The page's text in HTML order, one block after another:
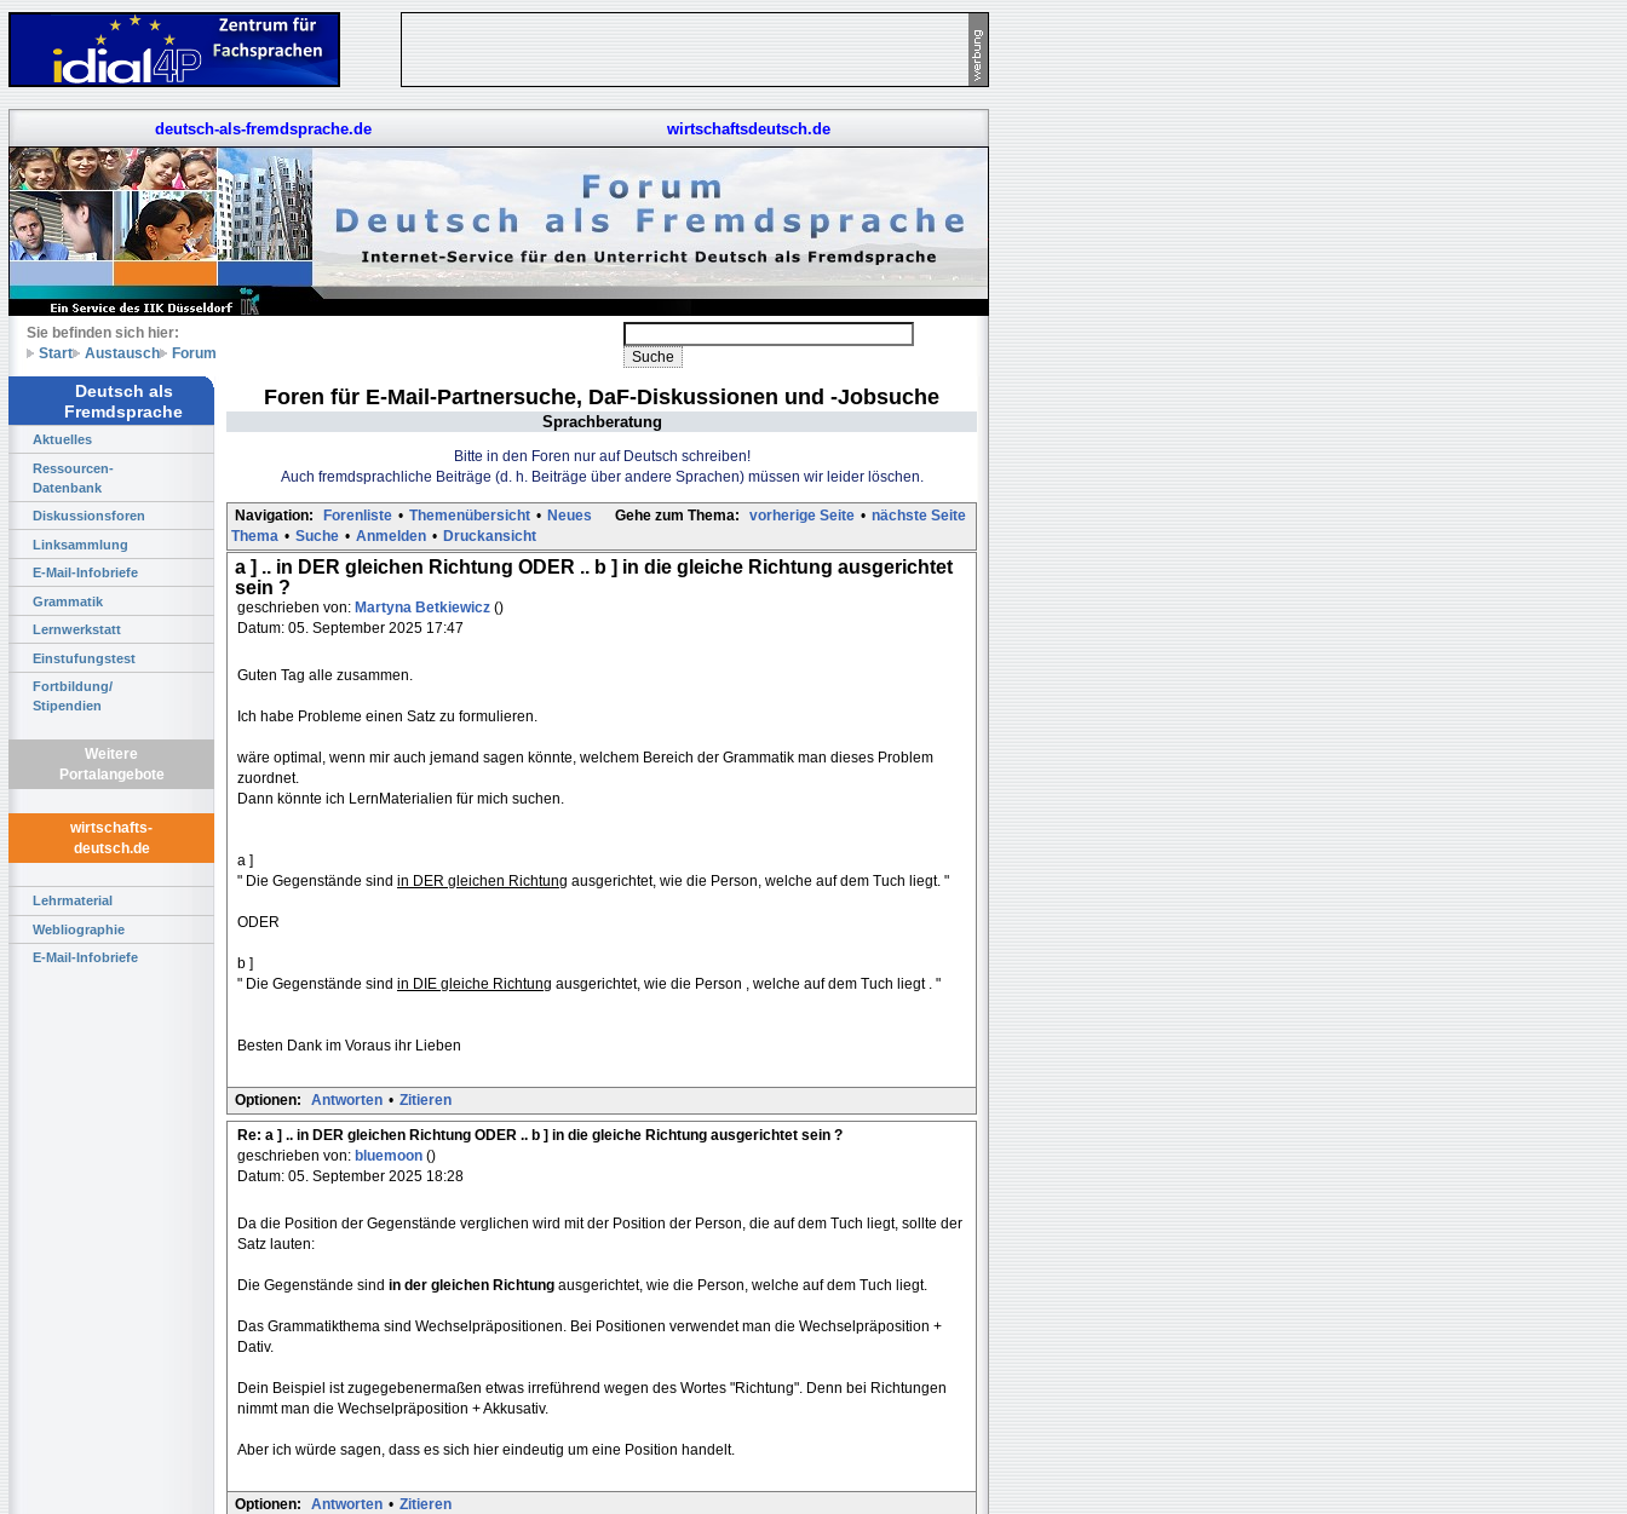
deutsch-als-fremdsprache.de wirtschaftsdeutsch.de
Sie befinden sich hier:
Start
Austausch Forum
Deutsch als
Fremdsprache
Aktuelles
Ressourcen-
Datenbank
Diskussionsforen
Linksammlung
E-Mail-Infobriefe
Grammatik
Lernwerkstatt
Einstufungstest
Fortbildung/
Stipendien
Weitere
Portalangebote
wirtschafts-
deutsch.de
Lehrmaterial
Webliographie
E-Mail-Infobriefe
Foren für E-Mail-Partnersuche, DaF-Diskussionen und -Jobsuche
Sprachberatung
Bitte in den Foren nur auf Deutsch schreiben!
Auch fremdsprachliche Beiträge (d. h. Beiträge über andere Sprachen) müssen wir leider löschen.
Gehe zum Thema: vorherige Seite • nächste Seite
Navigation: Forenliste • Themenübersicht • Neues
Thema • Suche • Anmelden • Druckansicht
a ] .. in DER gleichen Richtung ODER .. b ] in die gleiche Richtung ausgerichtet
sein ?
geschrieben von: Martyna Betkiewicz ()
Datum: 05. September 2025 17:47
Guten Tag alle zusammen.
Ich habe Probleme einen Satz zu formulieren.
wäre optimal, wenn mir auch jemand sagen könnte, welchem Bereich der Grammatik man dieses Problem
zuordnet.
Dann könnte ich LernMaterialien für mich suchen.
a ]
" Die Gegenstände sind in DER gleichen Richtung ausgerichtet, wie die Person, welche auf dem Tuch liegt. "
ODER
b ]
" Die Gegenstände sind in DIE gleiche Richtung ausgerichtet, wie die Person , welche auf dem Tuch liegt . "
Besten Dank im Voraus ihr Lieben
Optionen: Antworten • Zitieren
Re: a ] .. in DER gleichen Richtung ODER .. b ] in die gleiche Richtung ausgerichtet sein ?
geschrieben von: bluemoon ()
Datum: 05. September 2025 18:28
Da die Position der Gegenstände verglichen wird mit der Position der Person, die auf dem Tuch liegt, sollte der
Satz lauten:
Die Gegenstände sind in der gleichen Richtung ausgerichtet, wie die Person, welche auf dem Tuch liegt.
Das Grammatikthema sind Wechselpräpositionen. Bei Positionen verwendet man die Wechselpräposition +
Dativ.
Dein Beispiel ist zugegebenermaßen etwas irreführend wegen des Wortes "Richtung". Denn bei Richtungen
nimmt man die Wechselpräposition + Akkusativ.
Aber ich würde sagen, dass es sich hier eindeutig um eine Position handelt.
Optionen: Antworten • Zitieren